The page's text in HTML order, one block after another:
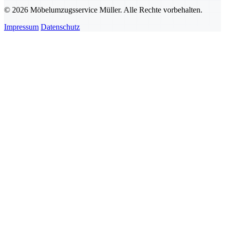
© 2026 Möbelumzugsservice Müller. Alle Rechte vorbehalten.
Impressum Datenschutz